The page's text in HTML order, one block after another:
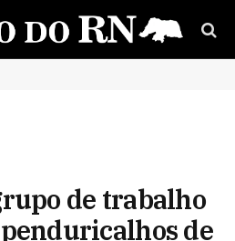
de trabalho
de